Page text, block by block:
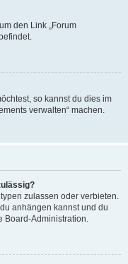
den Link „Forum
so kannst du dies im
verwalten“ machen.
zulassen oder verbieten.
anhängen kannst und du
Board-Administration.